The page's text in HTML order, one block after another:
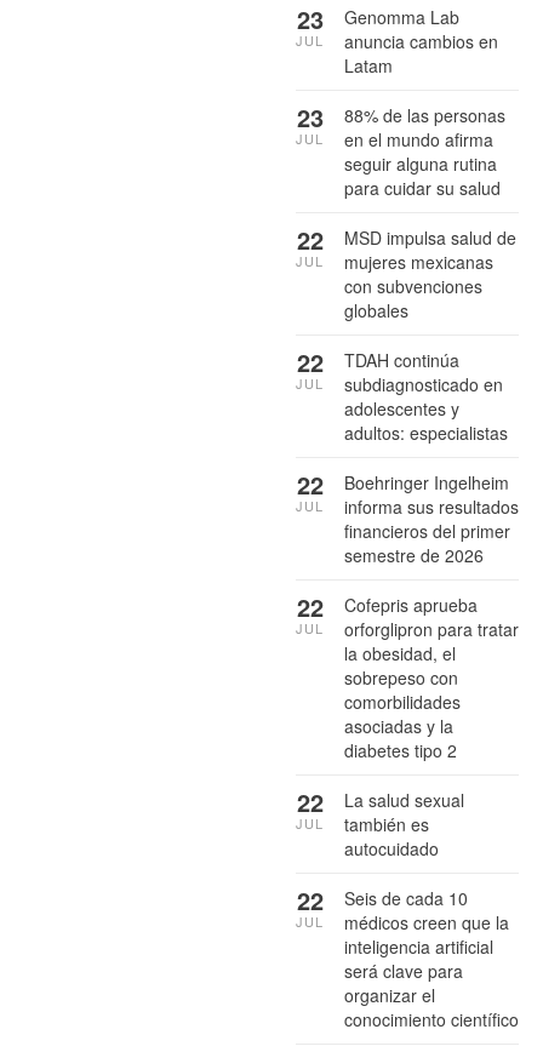
Genomma Lab
anuncia cambios en
Latam
23
JUL
88% de las personas
en el mundo afirma
seguir alguna rutina
para cuidar su salud
23
JUL
MSD impulsa salud de
mujeres mexicanas
con subvenciones
globales
22
JUL
TDAH continúa
subdiagnosticado en
adolescentes y
adultos: especialistas
22
JUL
Boehringer Ingelheim
informa sus resultados
financieros del primer
semestre de 2026
22
JUL
Cofepris aprueba
orforglipron para tratar
la obesidad, el
sobrepeso con
comorbilidades
asociadas y la
diabetes tipo 2
22
JUL
La salud sexual
también es
autocuidado
22
JUL
Seis de cada 10
médicos creen que la
inteligencia artificial
será clave para
organizar el
conocimiento científico
22
JUL